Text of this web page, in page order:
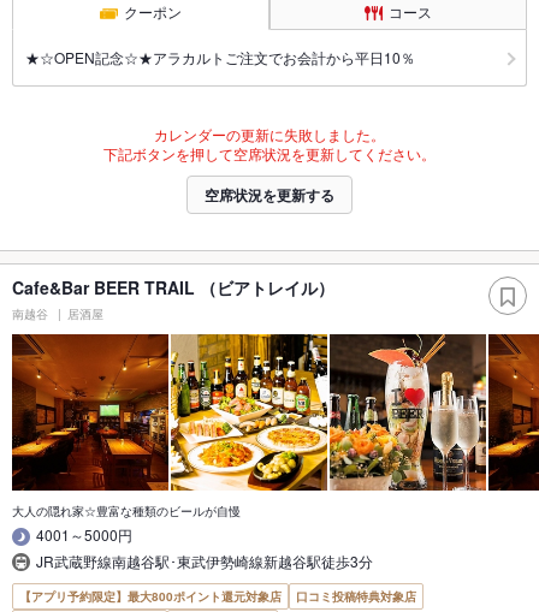
クーポン コース
★☆OPEN記念☆★アラカルトご注文でお会計から平日10％
カレンダーの更新に失敗しました。
下記ボタンを押して空席状況を更新してください。
空席状況を更新する
Cafe&Bar BEER TRAIL （ビアトレイル）
南越谷 居酒屋
大人の隠れ家☆豊富な種類のビールが自慢
4001～5000円
JR武蔵野線南越谷駅･東武伊勢崎線新越谷駅徒歩3分
【アプリ予約限定】最大800ポイント還元対象店
口コミ投稿特典対象店